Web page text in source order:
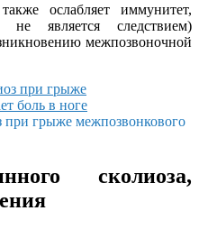
ослабляет иммунитет,
не является следствием)
межпозвоночной
при грыже межпозвонкового
сколиоза,